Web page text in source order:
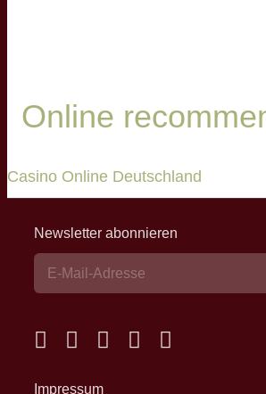
Online
Casino Online Deutschland
Newsletter abonnieren
Impressum